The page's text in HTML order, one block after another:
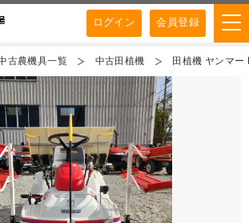
ログイン 会員登録
古農機具一覧 中古田植機 田植機 ヤンマー